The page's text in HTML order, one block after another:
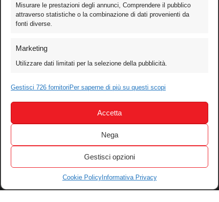
Misurare le prestazioni degli annunci, Comprendere il pubblico
attraverso statistiche o la combinazione di dati provenienti da
fonti diverse.
Marketing
Utilizzare dati limitati per la selezione della pubblicità.
Gestisci 726 fornitori Per saperne di più su questi scopi
Accetta
Nega
Gestisci opzioni
Cookie PolicyInformativa Privacy
Games
Test
Audio
Festival & Concorsi
Iscriviti alla newsletter